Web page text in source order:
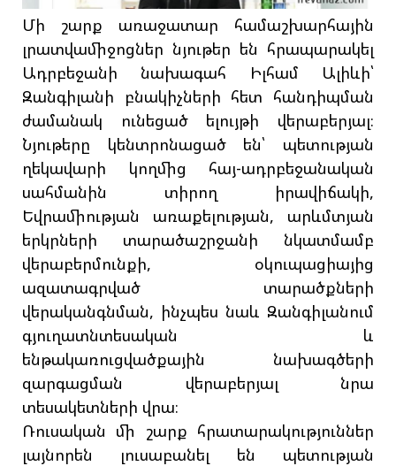
Մի շարք առաջատար համաշխարհային
լրատվամիջոցներ նյութեր են հրապարակել
Ադրբեջանի նախագահ Իլհամ Ալիևի՝
Զանգիլանի բնակիչների հետ հանդիպման
ժամանակ ունեցած ելույթի վերաբերյալ։
Նյութերը կենտրոնացած են՝ պետության
ղեկավարի կողմից հայ-ադրբեջանական
սահմանին տիրող իրավիճակի,
Եվրամիության առաքելության, արևմտյան
երկրների տարածաշրջանի նկատմամբ
վերաբերմունքի, օկուպացիայից
ազատագրված տարածքների
վերականգնման, ինչպես նաև Զանգիլանում
գյուղատնտեսական և
ենթակառուցվածքային նախագծերի
զարգացման վերաբերյալ նրա
տեսակետների վրա։
Ռուսական մի շարք հրատարակություններ
լայնորեն լուսաբանել են պետության